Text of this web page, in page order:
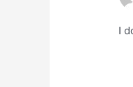
I